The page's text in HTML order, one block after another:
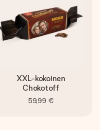
XXL-kokoinen
Chokotoff
59,99 €